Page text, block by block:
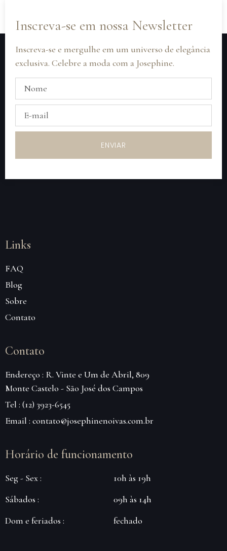
na mão!
Inscreva-se em nossa Newsletter
Inscreva-se e mergulhe em um universo de elegância
exclusiva. Celebre a moda com a Josephine.
ENVIAR
Links
FAQ
Blog
Sobre
Contato
Contato
Endereço : R. Vinte e Um de Abril, 809
Monte Castelo - São José dos Campos
Tel : (12) 3923-6545
Email : contato@josephinenoivas.com.br
Horário de funcionamento
Seg - Sex :
Sábados :
Dom e feriados :
10h às 19h
09h às 14h
fechado